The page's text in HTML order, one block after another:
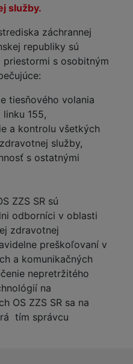
služby.
záchrannej
republiky sú
priestormi s osobitným
tiesňového volania
155,
a kontrolu všetkých
služby,
s ostatnými
ZZS SR sú
odborníci v oblasti
zdravotnej
preškoľovaní v
a komunikačných
nepretržitého
na
OS ZZS SR sa na
tím správcu